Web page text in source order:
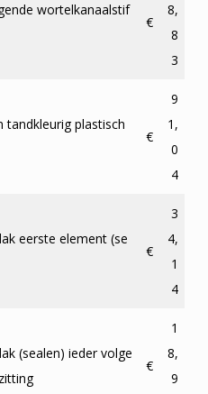
wortelkanaalstif
€
8,
8
3
tandkleurig plastisch
€
9
1,
0
4
eerste element (se
€
3
4,
1
4
(sealen) ieder volge
€
1
8,
9